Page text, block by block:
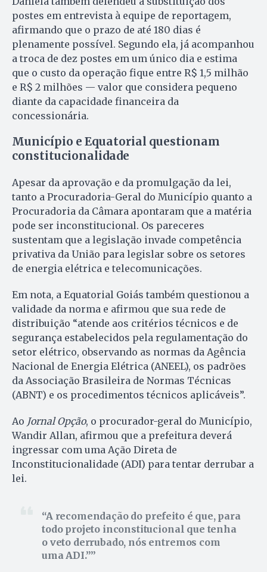
postes em entrevista à equipe de reportagem,
afirmando que o prazo de até 180 dias é
plenamente possível. Segundo ela, já acompanhou
a troca de dez postes em um único dia e estima
que o custo da operação fique entre R$ 1,5 milhão
e R$ 2 milhões — valor que considera pequeno
diante da capacidade financeira da
concessionária.
Município e Equatorial questionam
constitucionalidade
Apesar da aprovação e da promulgação da lei,
tanto a Procuradoria-Geral do Município quanto a
Procuradoria da Câmara apontaram que a matéria
pode ser inconstitucional. Os pareceres
sustentam que a legislação invade competência
privativa da União para legislar sobre os setores
de energia elétrica e telecomunicações.
Em nota, a Equatorial Goiás também questionou a
validade da norma e afirmou que sua rede de
distribuição “atende aos critérios técnicos e de
segurança estabelecidos pela regulamentação do
setor elétrico, observando as normas da Agência
Nacional de Energia Elétrica (ANEEL), os padrões
da Associação Brasileira de Normas Técnicas
(ABNT) e os procedimentos técnicos aplicáveis”.
Ao Jornal Opção, o procurador-geral do Município,
Wandir Allan, afirmou que a prefeitura deverá
ingressar com uma Ação Direta de
Inconstitucionalidade (ADI) para tentar derrubar a
lei.
A recomendação do prefeito é que, para
todo projeto inconstitucional que tenha
o veto derrubado, nós entremos com
uma ADI.”